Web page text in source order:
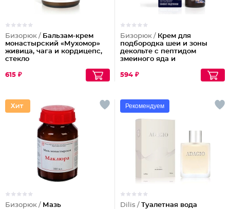
Бизорюк / Бальзам-крем
монастырский «Мухомор»
живица, чага и кордицепс,
стекло
615 ₽
Бизорюк / Крем для
подбородка шеи и зоны
декольте с пептидом
змеиного яда и
594 ₽
Бизорюк / Мазь
Рекомендуем
Dilis / Туалетная вода